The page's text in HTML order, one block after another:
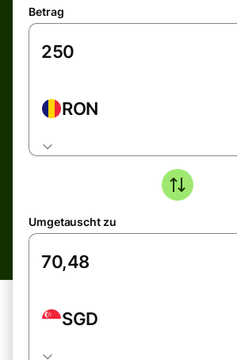
Betrag
RON
Umgetauscht zu
SGD